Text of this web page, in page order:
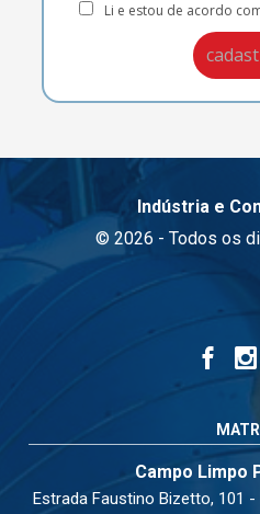
Li e estou de acordo
Indústria e
© 2026 - Todos os
Campo Limpo
Estrada Faustino Bizetto, 101